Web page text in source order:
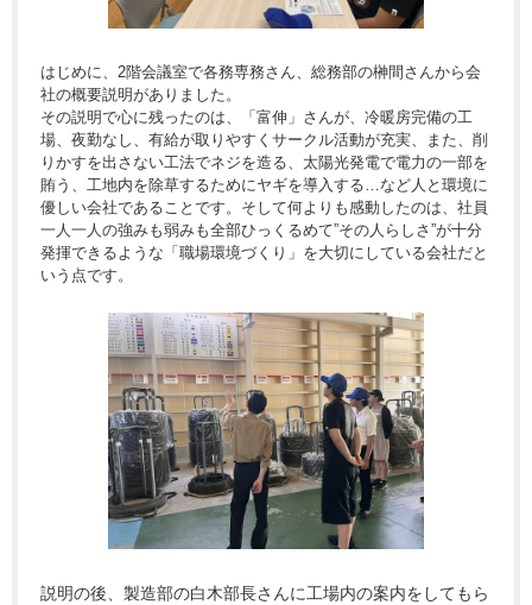
はじめに、2階会議室で各務専務さん、総務部の榊間さんから会
社の概要説明がありました。
その説明で心に残ったのは、「富伸」さんが、冷暖房完備の工
場、夜勤なし、有給が取りやすくサークル活動が充実、また、削
りかすを出さない工法でネジを造る、太陽光発電で電力の一部を
賄う、工地内を除草するためにヤギを導入する…など人と環境に
優しい会社であることです。そして何よりも感動したのは、社員
一人一人の強みも弱みも全部ひっくるめて”その人らしさ”が十分
発揮できるような「職場環境づくり」を大切にしている会社だと
いう点です。
説明の後、製造部の白木部長さんに工場内の案内をしてもら